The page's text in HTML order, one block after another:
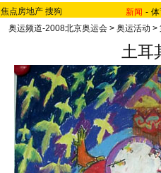
焦点房地产 搜狗 新闻 -
奥运频道-2008北京奥运会 > 奥运活动 >
土耳